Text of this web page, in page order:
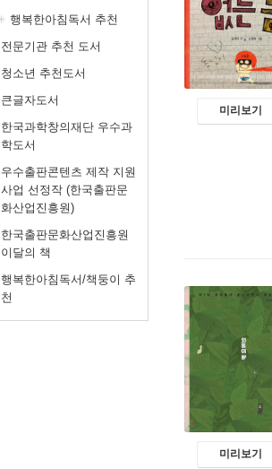
행복한아침독서 추천
전문기관 추천 도서
청소년 추천도서
큰글자도서
한국과학창의재단 우수과
학도서
우수출판콘텐츠 제작 지원
사업 선정작 (한국출판문
화산업진흥원)
한국출판문화산업진흥원
이달의 책
행복한아침독서/책둥이 추
천
미리보기
미리보기